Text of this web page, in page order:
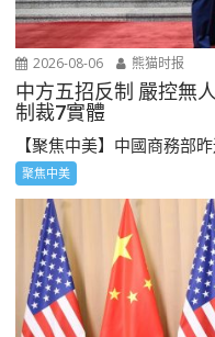
2026-08-06 熊猫时报
中方五招反制 嚴控無
制裁7實體
【聚焦中美】中國商務部
聚焦中美